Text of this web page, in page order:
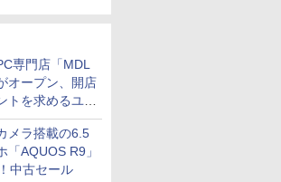
専門店「MDL
オープン、開店
トを求めるユー
せ長蛇の列に
メラ搭載の6.5
「AQUOS R9」
中古セール